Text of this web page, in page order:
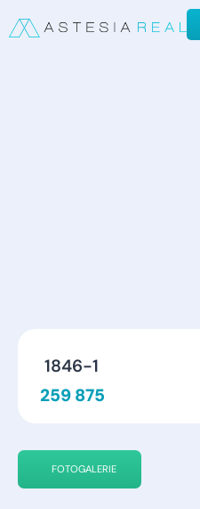
1846-1
259 875
FOTOGALERIE